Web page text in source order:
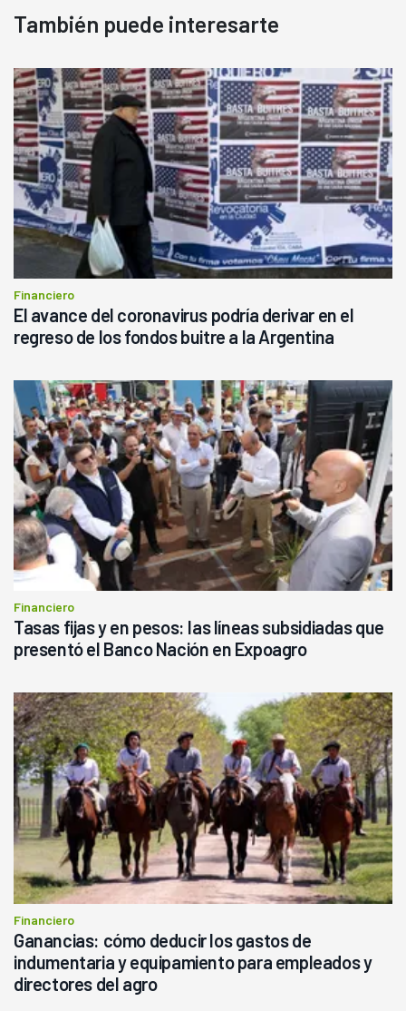
También puede interesarte
Financiero
El avance del coronavirus podría derivar en el
regreso de los fondos buitre a la Argentina
Financiero
Tasas fijas y en pesos: las líneas subsidiadas que
presentó el Banco Nación en Expoagro
Financiero
Ganancias: cómo deducir los gastos de
indumentaria y equipamiento para empleados y
directores del agro